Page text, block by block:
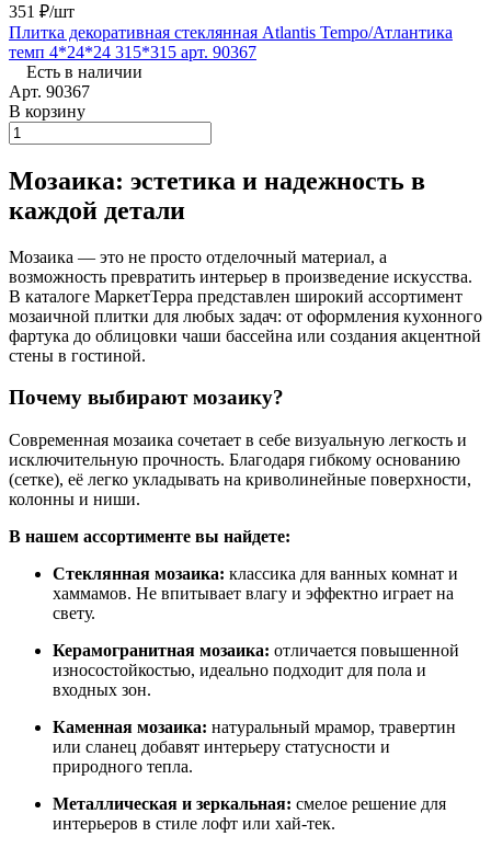
351 ₽/шт
Плитка декоративная стеклянная Atlantis Tempo/Атлантика
темп 4*24*24 315*315 арт. 90367
Есть в наличии
Арт. 90367
В корзину
Мозаика: эстетика и надежность в
каждой детали
Мозаика — это не просто отделочный материал, а
возможность превратить интерьер в произведение искусства.
В каталоге МаркетТерра представлен широкий ассортимент
мозаичной плитки для любых задач: от оформления кухонного
фартука до облицовки чаши бассейна или создания акцентной
стены в гостиной.
Почему выбирают мозаику?
Современная мозаика сочетает в себе визуальную легкость и
исключительную прочность. Благодаря гибкому основанию
(сетке), её легко укладывать на криволинейные поверхности,
колонны и ниши.
В нашем ассортименте вы найдете:
Стеклянная мозаика: классика для ванных комнат и
хаммамов. Не впитывает влагу и эффектно играет на
свету.
Керамогранитная мозаика: отличается повышенной
износостойкостью, идеально подходит для пола и
входных зон.
Каменная мозаика: натуральный мрамор, травертин
или сланец добавят интерьеру статусности и
природного тепла.
Металлическая и зеркальная: смелое решение для
интерьеров в стиле лофт или хай-тек.